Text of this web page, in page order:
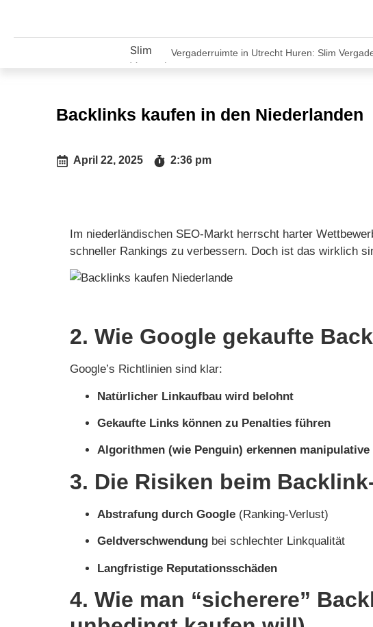
Vergaderruimte in Utrecht Huren: Slim
Google Bewertungen kaufen
Lokale Wirtschaft fördern
Unternehmenswerbung durch Online
Backlinks kaufen in den Niederlanden
April 22, 2025 2:36 pm
Im niederländischen SEO-Markt herrscht harter
schneller Rankings zu verbessern. Doch ist das wirklich
2. Wie Google gekaufte
Google’s Richtlinien sind klar:
Natürlicher Linkaufbau wird belohnt
Gekaufte Links können zu Penalties führen
Algorithmen (wie Penguin) erkennen manipulative
3. Die Risiken beim
Abstrafung durch Google (Ranking-Verlust)
Geldverschwendung bei schlechter Linkqualität
Langfristige Reputationsschäden
4. Wie man “sicherere”